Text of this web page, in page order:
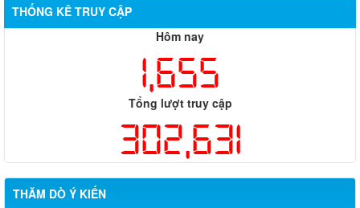
THỐNG KÊ TRUY CẬP
Hôm nay
1,655
Tổng lượt truy cập
302,631
THĂM DÒ Ý KIẾN